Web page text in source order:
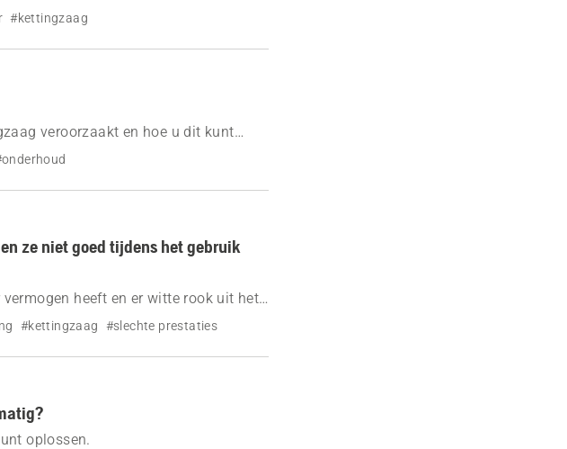
#kettingzaag
veroorzaakt en hoe u dit kunt
ze niet goed tijdens het gebruik
heeft en er witte rook uit het
#kettingzaag #slechte prestaties
oplossen.